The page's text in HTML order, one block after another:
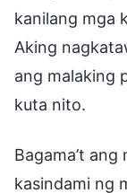
kanilang mga
Aking
ang malaking
kuta nito.
Bagama’t
kasindami ng